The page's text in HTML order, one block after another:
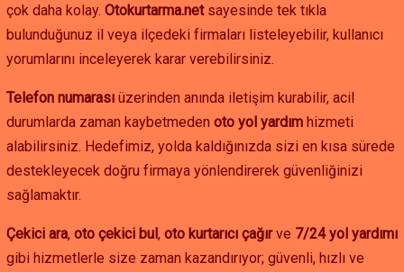
çok daha kolay. Otokurtarma.netsayesinde tek tıkla
bulunduğunuz il veya ilçedeki firmaları listeleyebilir, kullanıcı
yorumlarını inceleyerek karar verebilirsiniz.
Telefon numarası üzerinden anında iletişim kurabilir, acil
durumlarda zaman kaybetmeden oto yol yardım hizmeti
alabilirsiniz. Hedefimiz, yolda kaldığınızda sizi en kısa sürede
destekleyecek doğru firmaya yönlendirerek güvenliğinizi
sağlamaktır.
Çekici ara, oto çekici bul, oto kurtarıcı çağırve 7/24 yol yardımı
gibi hizmetlerle size zaman kazandırıyor; güvenli, hızlı ve